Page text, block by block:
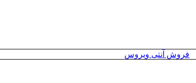
فروش آنتی ویروس